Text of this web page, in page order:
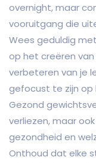
overnight, maar
vooruitgang die
Wees geduldig
op het creëren
verbeteren van je
gefocust te zijn
Gezond
verliezen, maar
gezondheid en
Onthoud dat elke